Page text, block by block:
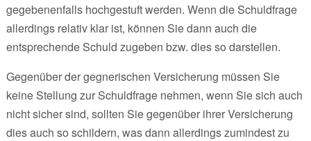
gegebenenfalls hochgestuft werden. Wenn die Schuldfrage
allerdings relativ klar ist, können Sie dann auch die
entsprechende Schuld zugeben bzw. dies so darstellen.
Gegenüber der gegnerischen Versicherung müssen Sie
keine Stellung zur Schuldfrage nehmen, wenn Sie sich auch
nicht sicher sind, sollten Sie gegenüber ihrer Versicherung
dies auch so schildern, was dann allerdings zumindest zu